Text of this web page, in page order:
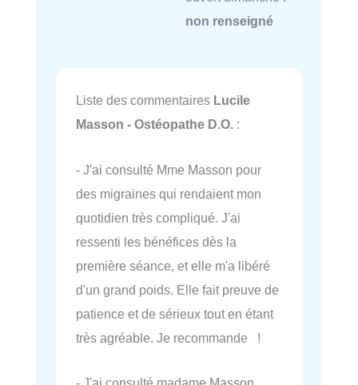
non renseigné
Liste des commentaires Lucile
Masson - Ostéopathe D.O. :
- J'ai consulté Mme Masson pour
des migraines qui rendaient mon
quotidien très compliqué. J'ai
ressenti les bénéfices dès la
première séance, et elle m'a libéré
d'un grand poids. Elle fait preuve de
patience et de sérieux tout en étant
très agréable. Je recommande !